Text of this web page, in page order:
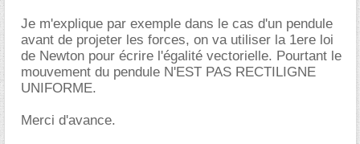
Je m'explique par exemple dans le cas d'un pendule
avant de projeter les forces, on va utiliser la 1ere loi
de Newton pour écrire l'égalité vectorielle. Pourtant le
mouvement du pendule N'EST PAS RECTILIGNE
UNIFORME.
Merci d'avance.